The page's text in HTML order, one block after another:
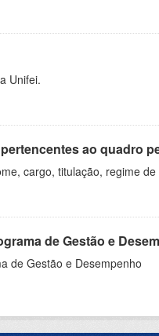
Unifei.
ao quadro
cargo, titulação, regime
de Gestão e
de Gestão e Desempenho